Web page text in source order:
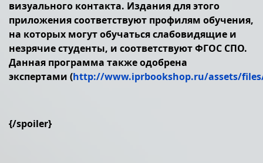
визуального контакта. Издания для этого
приложения соответствуют профилям обучения,
на которых могут обучаться слабовидящие и
незрячие студенты, и соответствуют ФГОС СПО.
Данная программа также одобрена
экспертами (http://www.iprbookshop.ru/assets/
{/spoiler}